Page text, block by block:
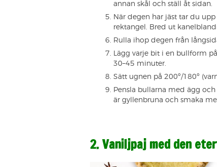
annan skål och ställ åt sidan.
När degen har jäst tar du
rektangel. Bred ut
Rulla ihop degen från
Lägg varje bit i en bullform
30–45 minuter.
Sätt ugnen på 200º/180º
Pensla bullarna med ägg
är gyllenbruna och smaka
2. Vaniljpaj med den